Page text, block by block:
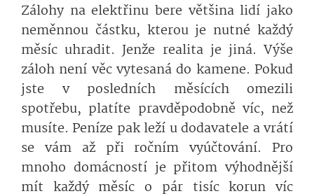
Zálohy na elektřinu bere většina lidí jako
neměnnou částku, kterou je nutné každý
měsíc uhradit. Jenže realita je jiná. Výše
záloh není věc vytesaná do kamene. Pokud
jste v posledních měsících omezili
spotřebu, platíte pravděpodobně víc, než
musíte. Peníze pak leží u dodavatele a vrátí
se vám až při ročním vyúčtování. Pro
mnoho domácností je přitom výhodnější
mít každý měsíc o pár tisíc korun víc